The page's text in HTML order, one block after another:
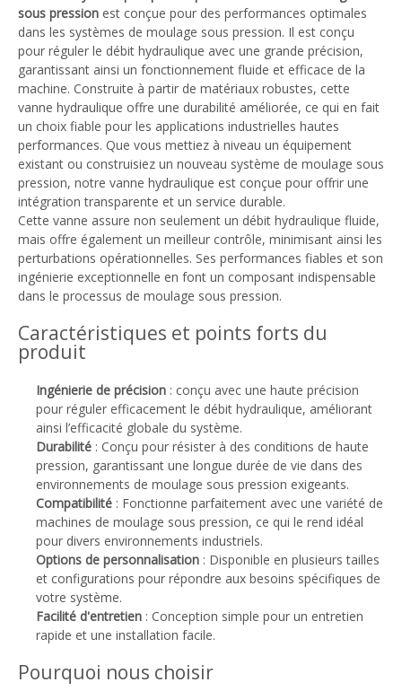
sous pression est conçue pour des performances optimales
dans les systèmes de moulage sous pression. Il est conçu
pour réguler le débit hydraulique avec une grande précision,
garantissant ainsi un fonctionnement fluide et efficace de la
machine. Construite à partir de matériaux robustes, cette
vanne hydraulique offre une durabilité améliorée, ce qui en fait
un choix fiable pour les applications industrielles hautes
performances. Que vous mettiez à niveau un équipement
existant ou construisiez un nouveau système de moulage sous
pression, notre vanne hydraulique est conçue pour offrir une
intégration transparente et un service durable.
Cette vanne assure non seulement un débit hydraulique fluide,
mais offre également un meilleur contrôle, minimisant ainsi les
perturbations opérationnelles. Ses performances fiables et son
ingénierie exceptionnelle en font un composant indispensable
dans le processus de moulage sous pression.
Caractéristiques et points forts du
produit
Ingénierie de précision : conçu avec une haute précision
pour réguler efficacement le débit hydraulique, améliorant
ainsi l’efficacité globale du système.
Durabilité : Conçu pour résister à des conditions de haute
pression, garantissant une longue durée de vie dans des
environnements de moulage sous pression exigeants.
Compatibilité : Fonctionne parfaitement avec une variété de
machines de moulage sous pression, ce qui le rend idéal
pour divers environnements industriels.
Options de personnalisation : Disponible en plusieurs tailles
et configurations pour répondre aux besoins spécifiques de
votre système.
Facilité d'entretien : Conception simple pour un entretien
rapide et une installation facile.
Pourquoi nous choisir